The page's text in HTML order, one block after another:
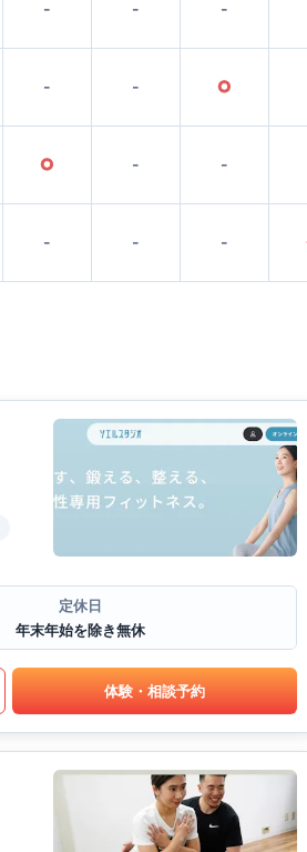
- - -
- - ○
○ - -
- - -
定休日
年末年始を除き無休
体験・相談予約